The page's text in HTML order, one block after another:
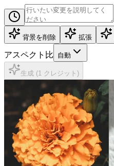
背景を削除 拡張
アスペクト比 自動
生成 (1 クレジット)